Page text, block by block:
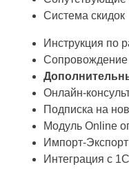
Система скидок
Инструкция по
Сопровождение
Онлайн-
Подписка на
Модуль Online
Импорт-Экспорт
Интеграция с 1С